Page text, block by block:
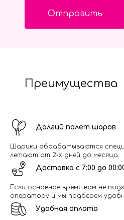
Отправить
Преимущества
Долгий полет шаров
Шарики обрабатываются
летают от 2-х дней до месяца.
Доставка с 7:00 до
Если основное время вам не
оператору и мы подберем
Удобная оплата